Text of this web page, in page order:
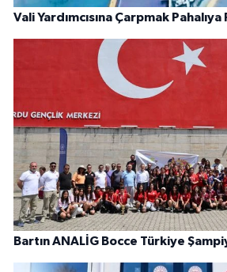
Vali Yardımcısına Çarpmak Pahalıya
Bartın ANALİG Bocce Türkiye